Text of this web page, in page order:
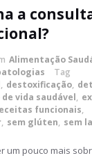
a
Alimentação
Tag
, destoxificação,
vida saudável,
funcionais,
, sem glúten, sem
um pouco mais